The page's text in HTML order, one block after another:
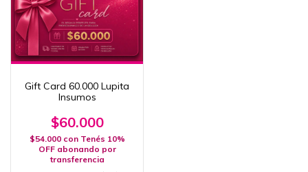
Gift Card 60.000 Lupita
Insumos
$60.000
$54.000 con Tenés 10%
OFF abonando por
transferencia